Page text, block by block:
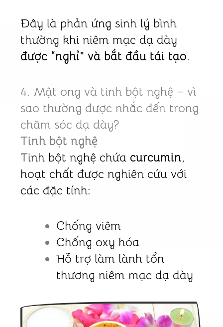
Đây là phản ứng sinh lý bình
thường khi niêm mạc dạ dày
được “nghỉ” và bắt đầu tái tạo.
4. Mật ong và tinh bột nghệ – vì
sao thường được nhắc đến trong
chăm sóc dạ dày?
Tinh bột nghệ
Tinh bột nghệ chứa curcumin,
hoạt chất được nghiên cứu với
các đặc tính:
Chống viêm
Chống oxy hóa
Hỗ trợ làm lành tổn
thương niêm mạc dạ dày